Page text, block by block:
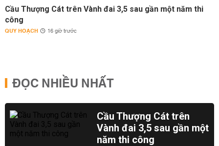
Cầu Thượng Cát trên Vành đai 3,5 sau gần một năm thi
công
QUY HOẠCH 16 giờ trước
ĐỌC NHIỀU NHẤT
Cầu Thượng Cát trên
Vành đai 3,5 sau gần một
năm thi công